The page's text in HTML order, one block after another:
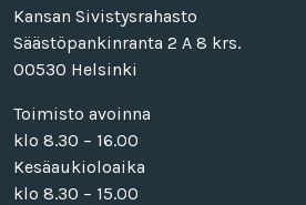
Kansan Sivistysrahasto
Säästöpankinranta 2 A 8 krs.
00530 Helsinki
Toimisto avoinna
klo 8.30 – 16.00
Kesäaukioloaika
klo 8.30 – 15.00